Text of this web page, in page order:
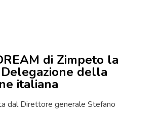
di Zimpeto la
della
italiana
dal Direttore generale Stefano